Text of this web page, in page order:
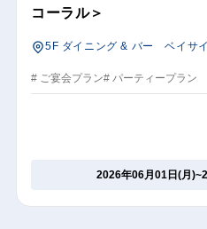
コーラル＞
5F ダイニング & バー ベイサ
# ご宴会プラン# パーティープラン
2026年06月01日(月)~